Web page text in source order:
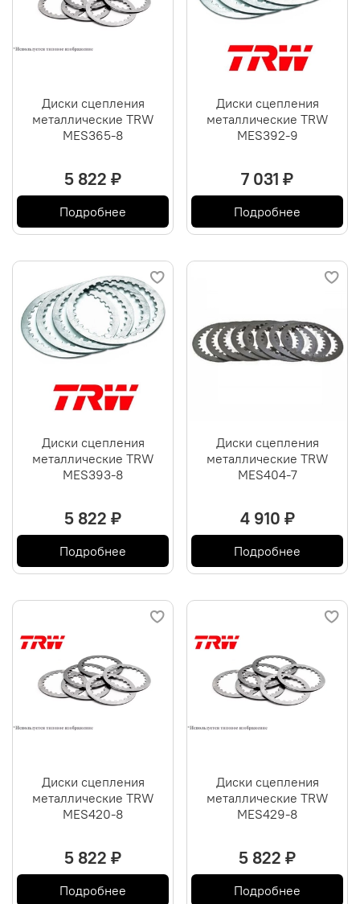
Диски сцепления
металлические TRW
MES365-8
5 822 ₽
Подробнее
Диски сцепления
металлические TRW
MES392-9
7 031 ₽
Подробнее
Диски сцепления
металлические TRW
MES393-8
5 822 ₽
Подробнее
Диски сцепления
металлические TRW
MES404-7
4 910 ₽
Подробнее
Диски сцепления
металлические TRW
MES420-8
5 822 ₽
Подробнее
Диски сцепления
металлические TRW
MES429-8
5 822 ₽
Подробнее